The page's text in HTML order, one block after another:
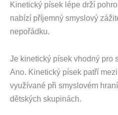
Kinetický písek lépe drží
nabízí příjemný smyslový
nepořádku.
Je kinetický písek vhodný pro
Ano. Kinetický písek patří
využívané při smyslovém
dětských skupinách.